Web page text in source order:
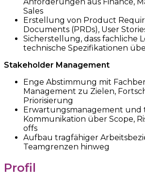
Sales
Erstellung von Product
Documents (PRDs), User
Sicherstellung, dass fachliche
technische Spezifikationen
Stakeholder Management
Enge Abstimmung mit
Management zu Zielen,
Priorisierung
Erwartungsmanagement und
Kommunikation über Scope,
offs
Aufbau tragfähiger
Teamgrenzen hinweg
Profil